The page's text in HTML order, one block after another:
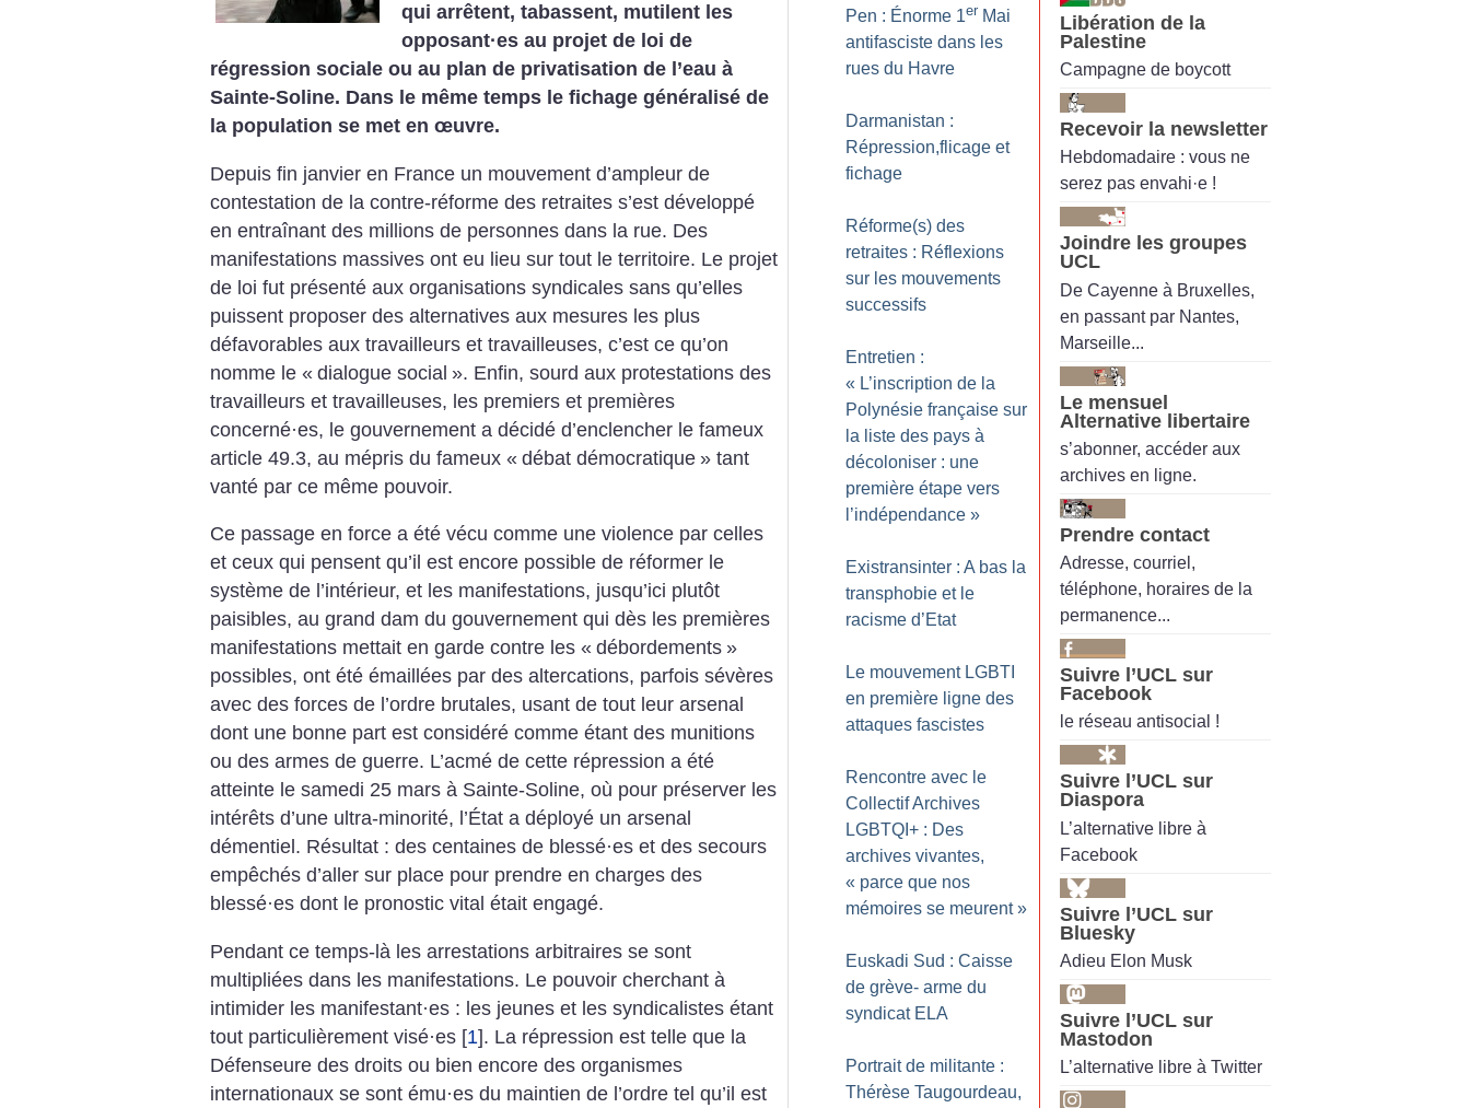
qui arrêtent, tabassent, mutilent les
opposant·es au projet de loi de
régression sociale ou au plan de privatisation de l’eau à
Sainte-Soline. Dans le même temps le fichage généralisé de
la population se met en œuvre.
Depuis fin janvier en France un mouvement d’ampleur de
contestation de la contre-réforme des retraites s’est développé
en entraînant des millions de personnes dans la rue. Des
manifestations massives ont eu lieu sur tout le territoire. Le projet
de loi fut présenté aux organisations syndicales sans qu’elles
puissent proposer des alternatives aux mesures les plus
défavorables aux travailleurs et travailleuses, c’est ce qu’on
nomme le « dialogue social ». Enfin, sourd aux protestations des
travailleurs et travailleuses, les premiers et premières
concerné·es, le gouvernement a décidé d’enclencher le fameux
article 49.3, au mépris du fameux « débat démocratique » tant
vanté par ce même pouvoir.
Ce passage en force a été vécu comme une violence par celles
et ceux qui pensent qu’il est encore possible de réformer le
système de l’intérieur, et les manifestations, jusqu’ici plutôt
paisibles, au grand dam du gouvernement qui dès les premières
manifestations mettait en garde contre les « débordements »
possibles, ont été émaillées par des altercations, parfois sévères
avec des forces de l’ordre brutales, usant de tout leur arsenal
dont une bonne part est considéré comme étant des munitions
ou des armes de guerre. L’acmé de cette répression a été
atteinte le samedi 25 mars à Sainte-Soline, où pour préserver les
intérêts d’une ultra-minorité, l’État a déployé un arsenal
démentiel. Résultat : des centaines de blessé·es et des secours
empêchés d’aller sur place pour prendre en charges des
blessé·es dont le pronostic vital était engagé.
Pendant ce temps-là les arrestations arbitraires se sont
multipliées dans les manifestations. Le pouvoir cherchant à
intimider les manifestant·es : les jeunes et les syndicalistes étant
tout particulièrement visé·es [1]. La répression est telle que la
Défenseure des droits ou bien encore des organismes
internationaux se sont ému·es du maintien de l’ordre tel qu’il est
Pen : Énorme 1er Mai
antifasciste dans les
rues du Havre
Darmanistan :
Répression,flicage et
fichage
Réforme(s) des
retraites : Réflexions
sur les mouvements
successifs
Entretien :
« L’inscription de la
Polynésie française sur
la liste des pays à
décoloniser : une
première étape vers
l’indépendance »
Existransinter : A bas la
transphobie et le
racisme d’Etat
Le mouvement LGBTI
en première ligne des
attaques fascistes
Rencontre avec le
Collectif Archives
LGBTQI+ : Des
archives vivantes,
« parce que nos
mémoires se meurent »
Euskadi Sud : Caisse
de grève- arme du
syndicat ELA
Portrait de militante :
Thérèse Taugourdeau,
Libération de la
Palestine
Campagne de boycott
Recevoir la newsletter
Hebdomadaire : vous ne
serez pas envahi·e !
Joindre les groupes
UCL
De Cayenne à Bruxelles,
en passant par Nantes,
Marseille...
Le mensuel
Alternative libertaire
s’abonner, accéder aux
archives en ligne.
Prendre contact
Adresse, courriel,
téléphone, horaires de la
permanence...
Suivre l’UCL sur
Facebook
le réseau antisocial !
Suivre l’UCL sur
Diaspora
L’alternative libre à
Facebook
Suivre l’UCL sur
Bluesky
Adieu Elon Musk
Suivre l’UCL sur
Mastodon
L’alternative libre à Twitter